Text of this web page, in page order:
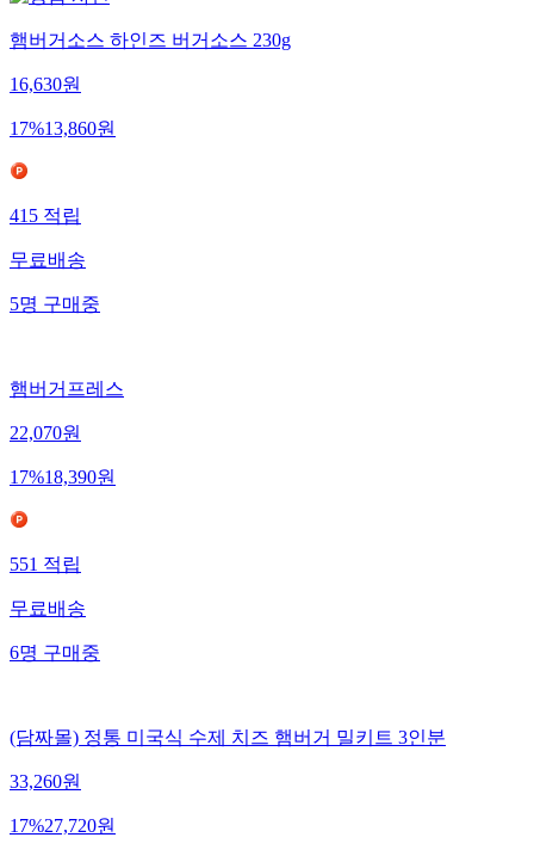
햄버거소스 하인즈 버거소스 230g
16,630원
17%13,860원
415적립
무료배송
5명구매중
햄버거프레스
22,070원
17%18,390원
551적립
무료배송
6명구매중
(담짜몰) 정통 미국식 수제 치즈 햄버거 밀키트 3인분
33,260원
17%27,720원